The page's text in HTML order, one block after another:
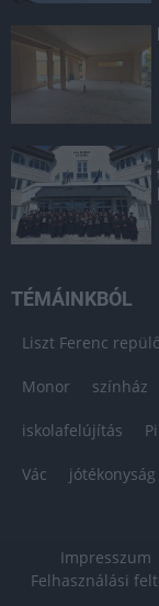
TÉMÁINKBÓL
Liszt Ferenc
Monor színház
iskolafelújítás
Vác jótékonyság
Impresszum
Felhasználási